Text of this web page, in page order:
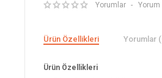
Yorumlar
Yorum
Ürün Özellikleri Yorumlar
Ürün Özellikleri